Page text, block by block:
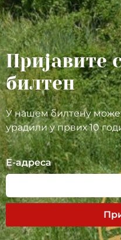
Пријавите
билтен
У нашем билтену
урадили у првих 10
Е-адреса